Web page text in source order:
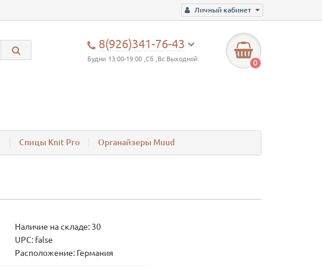
Личный кабинет
8(926)341-76-43
Будни 13:00-19:00 ,Сб ,Вс Выходной 0
Спицы Knit Pro Органайзеры Muud
Наличие на складе: 30
UPC: false
Расположение: Германия